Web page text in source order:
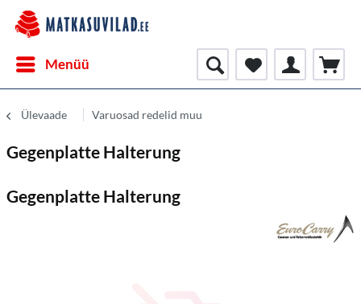
Menüü
Ülevaade Varuosad redelid muu
Gegenplatte Halterung
Gegenplatte Halterung